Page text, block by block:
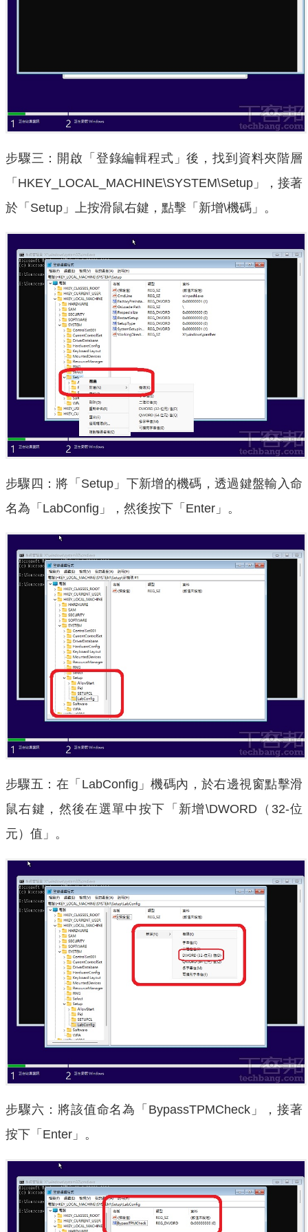
步驟三：開啟「登錄編輯程式」後，找到資料夾階層
「HKEY_LOCAL_MACHINE\SYSTEM\Setup」，接著
於「Setup」上按滑鼠右鍵，點擊「新增\機碼」。
步驟四：將「Setup」下新增的機碼，透過鍵盤輸入命
名為「LabConfig」，然後按下「Enter」。
步驟五：在「LabConfig」機碼內，於右邊視窗點擊滑
鼠右鍵，然後在選單中按下「新增\DWORD（32-位
元）值」。
步驟六：將該值命名為「BypassTPMCheck」，接著
按下「Enter」。